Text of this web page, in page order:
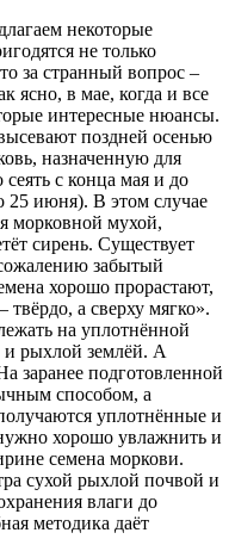
некоторые
не только
за странный вопрос –
ясно, в мае, когда и все
интересные нюансы.
поздней осенью
назначенную для
с конца мая и до
25 июня). В этом случае
морковной мухой,
сирень. Существует
забытый
хорошо прорастают,
а сверху мягко».
на уплотнённой
и рыхлой землёй. А
заранее подготовленной
способом, а
уплотнённые и
хорошо увлажнить и
семена моркови.
сухой рыхлой почвой и
влаги до
методика даёт